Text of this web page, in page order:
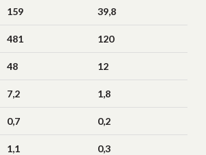
159 39,8
481 120
48 12
7,2 1,8
0,7 0,2
1,1 0,3